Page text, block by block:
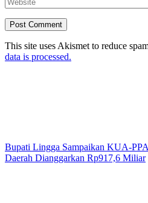
This site uses Akismet to reduce
data is processed.
Bupati Lingga Sampaikan KUA-
Daerah Dianggarkan Rp917,6 Miliar